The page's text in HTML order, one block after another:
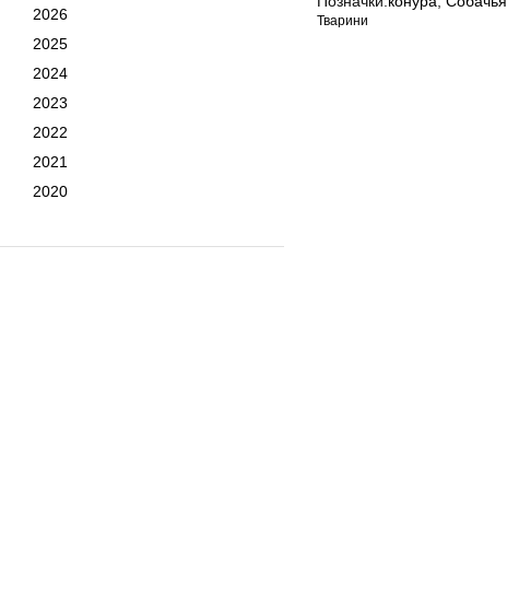
2026
2025
2024
2023
2022
2021
2020
Тварини